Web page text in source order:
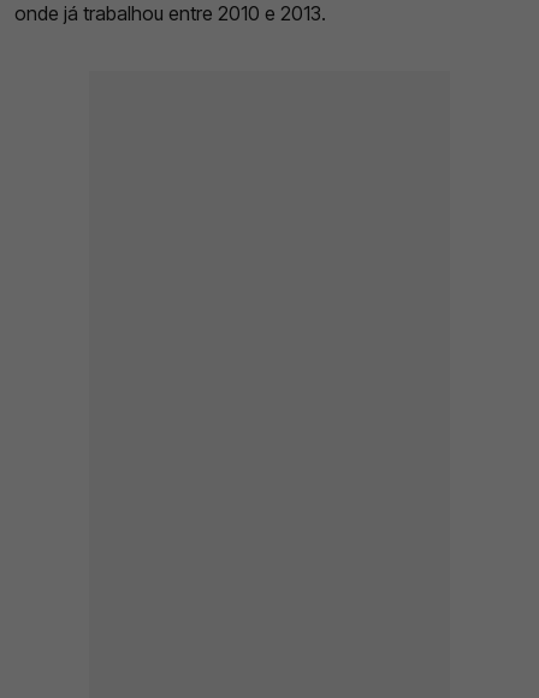
onde já trabalhou entre 2010 e 2013.